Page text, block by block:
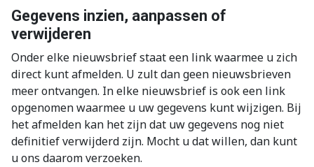
Gegevens inzien, aanpassen of
verwijderen
Onder elke nieuwsbrief staat een link waarmee u zich
direct kunt afmelden. U zult dan geen nieuwsbrieven
meer ontvangen. In elke nieuwsbrief is ook een link
opgenomen waarmee u uw gegevens kunt wijzigen. Bij
het afmelden kan het zijn dat uw gegevens nog niet
definitief verwijderd zijn. Mocht u dat willen, dan kunt
u ons daarom verzoeken.